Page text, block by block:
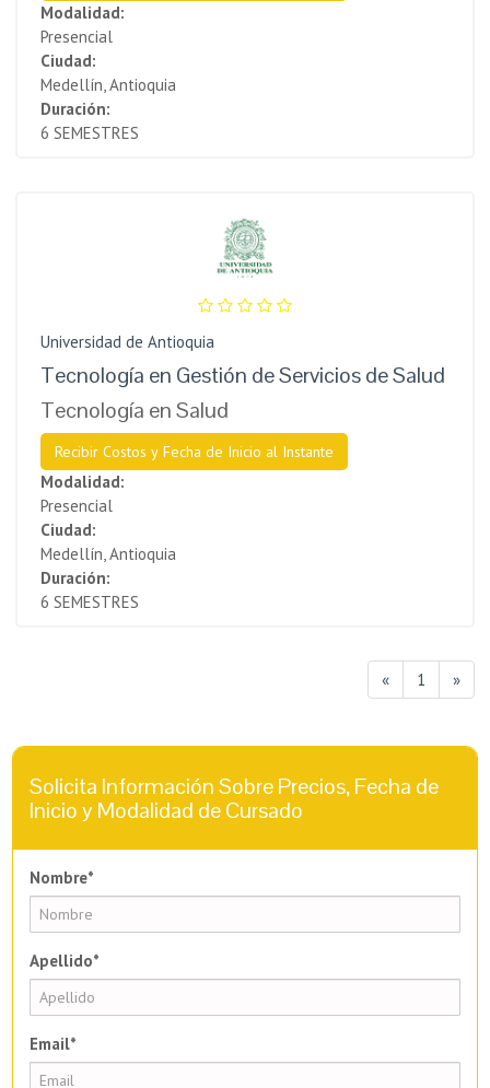
Modalidad:
Presencial
Ciudad:
Medellín, Antioquia
Duración:
6 SEMESTRES
Universidad de Antioquia
Tecnología en Gestión de Servicios de Salud
Tecnología en Salud
Recibir Costos y Fecha de Inicio al Instante
Modalidad:
Presencial
Ciudad:
Medellín, Antioquia
Duración:
6 SEMESTRES
« 1 »
Solicita Información Sobre Precios, Fecha de
Inicio y Modalidad de Cursado
Nombre*
Apellido*
Email*